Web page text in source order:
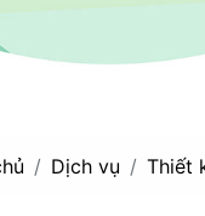
Dịch vụ Thiết